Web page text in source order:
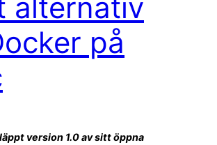
alternativ
på
version 1.0 av sitt öppna